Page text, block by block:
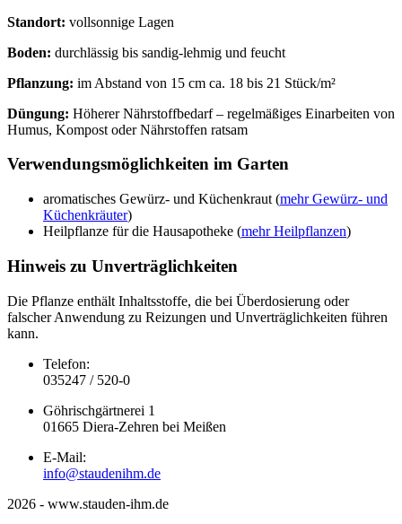
Standort: vollsonnige Lagen
Boden: durchlässig bis sandig-lehmig und feucht
Pflanzung: im Abstand von 15 cm ca. 18 bis 21 Stück/m²
Düngung: Höherer Nährstoffbedarf – regelmäßiges Einarbeiten von
Humus, Kompost oder Nährstoffen ratsam
Verwendungsmöglichkeiten im Garten
aromatisches Gewürz- und Küchenkraut (mehr Gewürz- und
Küchenkräuter)
Heilpflanze für die Hausapotheke (mehr Heilpflanzen)
Hinweis zu Unverträglichkeiten
Die Pflanze enthält Inhaltsstoffe, die bei Überdosierung oder
falscher Anwendung zu Reizungen und Unverträglichkeiten führen
kann.
Telefon:
035247 / 520-0
Göhrischgärtnerei 1
01665 Diera-Zehren bei Meißen
E-Mail:
info@staudenihm.de
2026 - www.stauden-ihm.de